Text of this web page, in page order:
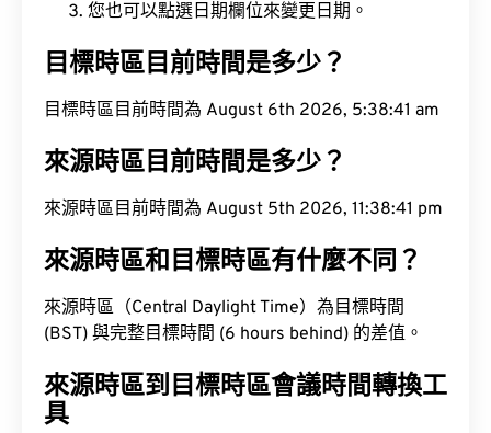
您也可以點選日期欄位來變更日期。
目標時區目前時間是多少？
目標時區目前時間為 August 6th 2026, 5:38:42 am
來源時區目前時間是多少？
來源時區目前時間為 August 5th 2026, 11:38:42 pm
來源時區和目標時區有什麼不同？
來源時區（Central Daylight Time）為目標時間
(BST) 與完整目標時間 (6 hours behind) 的差值。
來源時區到目標時區會議時間轉換工
具